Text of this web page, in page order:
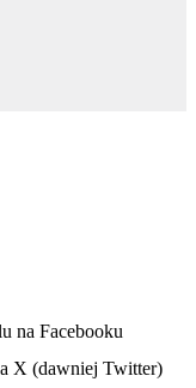
na Facebooku
X (dawniej Twitter)